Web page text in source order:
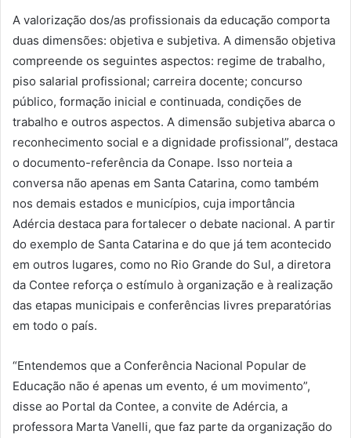
A valorização dos/as profissionais da educação comporta
duas dimensões: objetiva e subjetiva. A dimensão objetiva
compreende os seguintes aspectos: regime de trabalho,
piso salarial profissional; carreira docente; concurso
público, formação inicial e continuada, condições de
trabalho e outros aspectos. A dimensão subjetiva abarca o
reconhecimento social e a dignidade profissional”, destaca
o documento-referência da Conape. Isso norteia a
conversa não apenas em Santa Catarina, como também
nos demais estados e municípios, cuja importância
Adércia destaca para fortalecer o debate nacional. A partir
do exemplo de Santa Catarina e do que já tem acontecido
em outros lugares, como no Rio Grande do Sul, a diretora
da Contee reforça o estímulo à organização e à realização
das etapas municipais e conferências livres preparatórias
em todo o país.
“Entendemos que a Conferência Nacional Popular de
Educação não é apenas um evento, é um movimento”,
disse ao Portal da Contee, a convite de Adércia, a
professora Marta Vanelli, que faz parte da organização do